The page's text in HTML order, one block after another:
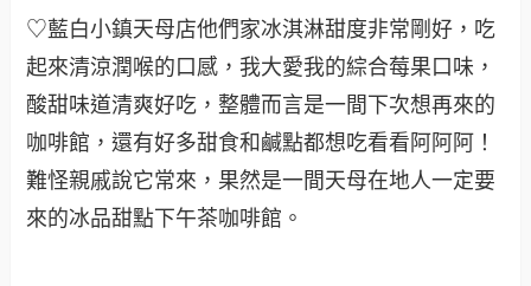
♡藍白小鎮天母店他們家冰淇淋甜度非常剛好，吃
起來清涼潤喉的口感，我大愛我的綜合莓果口味，
酸甜味道清爽好吃，整體而言是一間下次想再來的
咖啡館，還有好多甜食和鹹點都想吃看看阿阿阿！
難怪親戚說它常來，果然是一間天母在地人一定要
來的冰品甜點下午茶咖啡館。